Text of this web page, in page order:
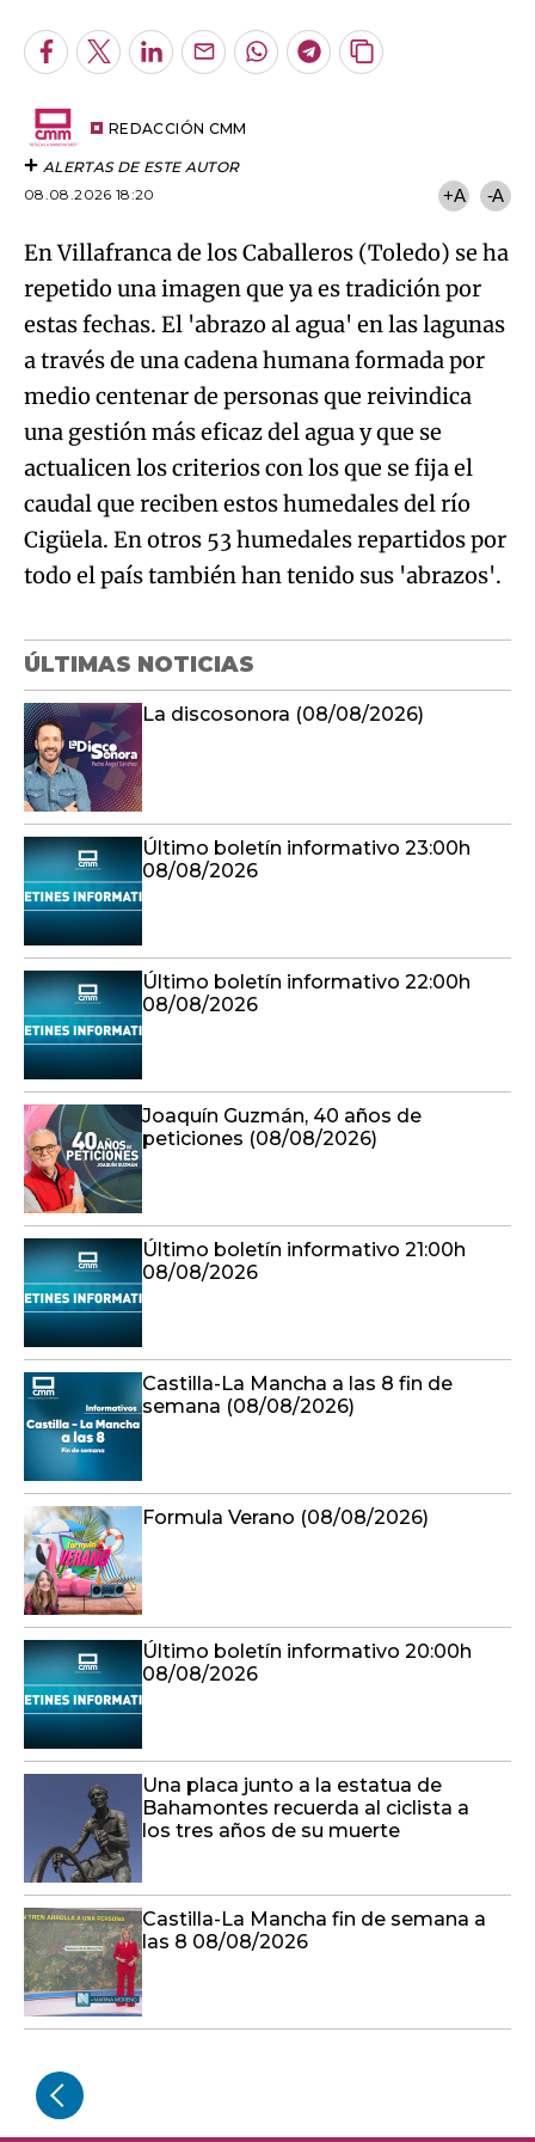
Facebook
TwitterLinkedInEnviarWhatsapp
Telegram
Copiar
REDACCIÓN CMM
ALERTAS DE ESTE AUTOR
08.08.2026 18:20
+A -A
En Villafranca de los Caballeros (Toledo) se ha
repetido una imagen que ya es tradición por
estas fechas. El 'abrazo al agua' en las lagunas
a través de una cadena humana formada por
medio centenar de personas que reivindica
una gestión más eficaz del agua y que se
actualicen los criterios con los que se fija el
caudal que reciben estos humedales del río
Cigüela. En otros 53 humedales repartidos por
todo el país también han tenido sus 'abrazos'.
ÚLTIMAS NOTICIAS
La discosonora (08/08/2026)
Último boletín informativo 23:00h
08/08/2026
Último boletín informativo 22:00h
08/08/2026
Joaquín Guzmán, 40 años de
peticiones (08/08/2026)
Último boletín informativo 21:00h
08/08/2026
Castilla-La Mancha a las 8 fin de
semana (08/08/2026)
Formula Verano (08/08/2026)
Último boletín informativo 20:00h
08/08/2026
Una placa junto a la estatua de
Bahamontes recuerda al ciclista a
los tres años de su muerte
Castilla-La Mancha fin de semana a
las 8 08/08/2026